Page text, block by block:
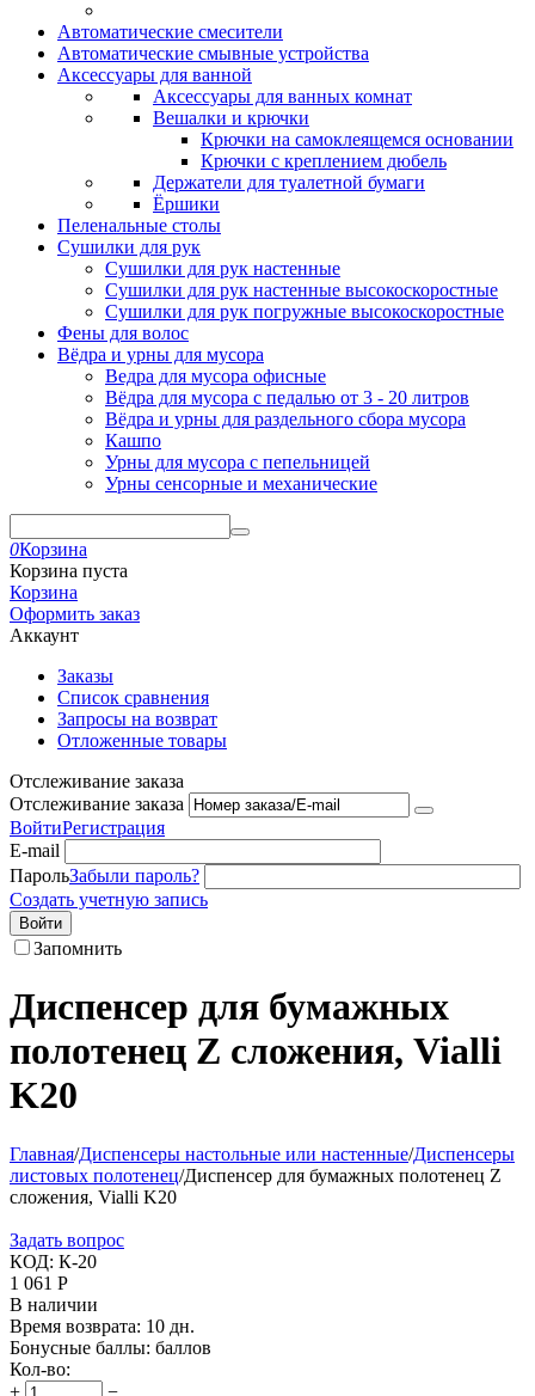
Автоматические смесители
Автоматические смывные устройства
Аксессуары для ванной
Аксессуары для ванных комнат
Вешалки и крючки
Крючки на самоклеящемся основании
Крючки с креплением дюбель
Держатели для туалетной бумаги
Ёршики
Пеленальные столы
Сушилки для рук
Сушилки для рук настенные
Сушилки для рук настенные высокоскоростные
Сушилки для рук погружные высокоскоростные
Фены для волос
Вёдра и урны для мусора
Ведра для мусора офисные
Вёдра для мусора с педалью от 3 - 20 литров
Вёдра и урны для раздельного сбора мусора
Кашпо
Урны для мусора с пепельницей
Урны сенсорные и механические
0Корзина
Корзина пуста
Корзина
Оформить заказ
Аккаунт
Заказы
Список сравнения
Запросы на возврат
Отложенные товары
Отслеживание заказа
Отслеживание заказа
ВойтиРегистрация
E-mail
ПарольЗабыли пароль?
Создать учетную запись
Войти
Запомнить
Диспенсер для бумажных
полотенец Z сложения, Vialli
K20
Главная/Диспенсеры настольные или настенные/Диспенсеры
листовых полотенец/Диспенсер для бумажных полотенец Z
сложения, Vialli K20
Задать вопрос
КОД: К-20
1 061 Р
В наличии
Время возврата: 10 дн.
Бонусные баллы: баллов
Кол-во:
+
−